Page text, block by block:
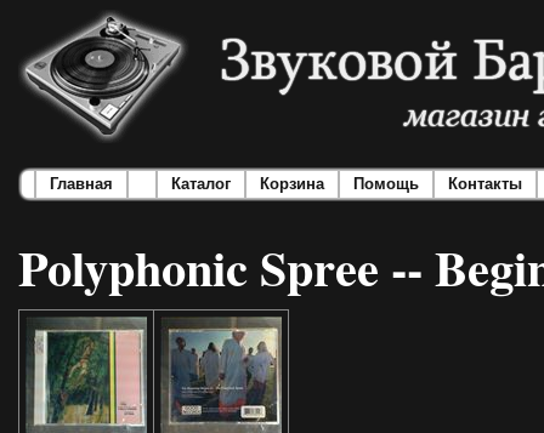
Главная Каталог Корзина Помощь Контакты
Polyphonic Spree --